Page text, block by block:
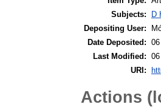
Subjects:
D
Depositing User:
Date Deposited:
Last Modified:
URI:
Actions